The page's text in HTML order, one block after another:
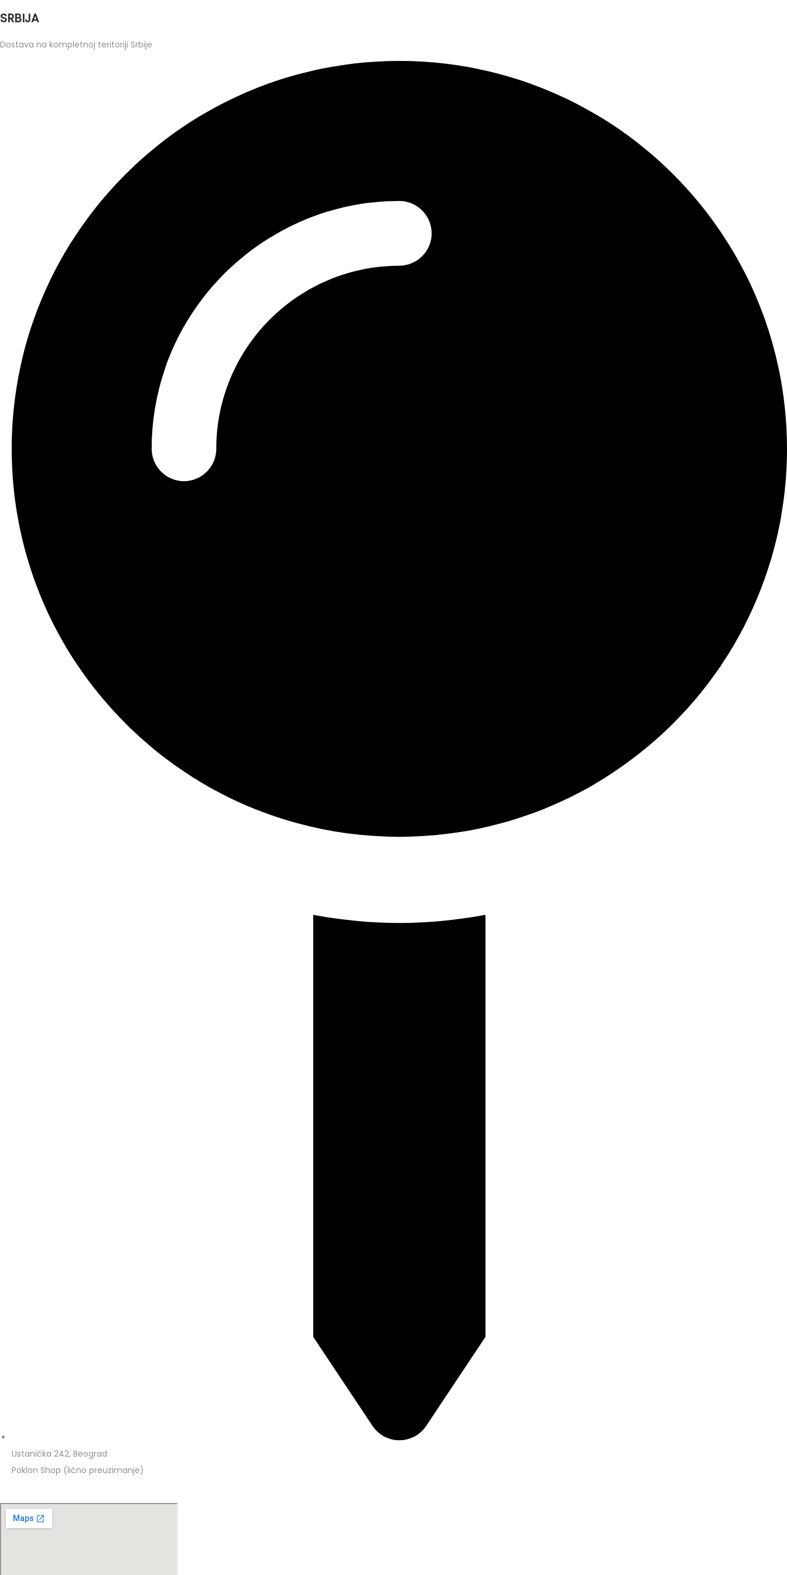
SRBIJA
Dostava na kompletnoj teritoriji Srbije
Ustanička 242, Beograd
Poklon Shop (lično preuzimanje)